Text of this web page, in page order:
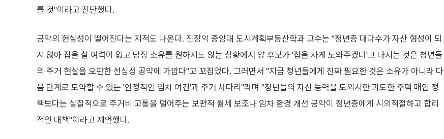
를 것"이라고 진단했다.
공약의 현실성이 떨어진다는 지적도 나온다. 진장익 중앙대 도시계획부동산학과 교수는 "청년층 대다수가 자산 형성이 되
지 않아 집을 살 여력이 없고 당장 소유를 원하지도 않는 상황에서 양 후보가 '집을 사게 도와주겠다'고 나서는 것은 청년들
의 주거 현실을 오판한 선심성 공약에 가깝다"고 꼬집었다. 그러면서 "지금 청년들에게 진짜 필요한 것은 소유가 아니라 다
음 단계로 도약할 수 있는 '안정적인 임차 여건'과 주거 사다리"라며 "청년들의 자산 능력을 도외시한 과도한 주택 매입 정
책보다는 실질적으로 주거비 고통을 덜어주는 보편적 월세 보조나 임차 환경 개선 공약이 청년층에게 시의적절하고 합리
적인 대책"이라고 제언했다.